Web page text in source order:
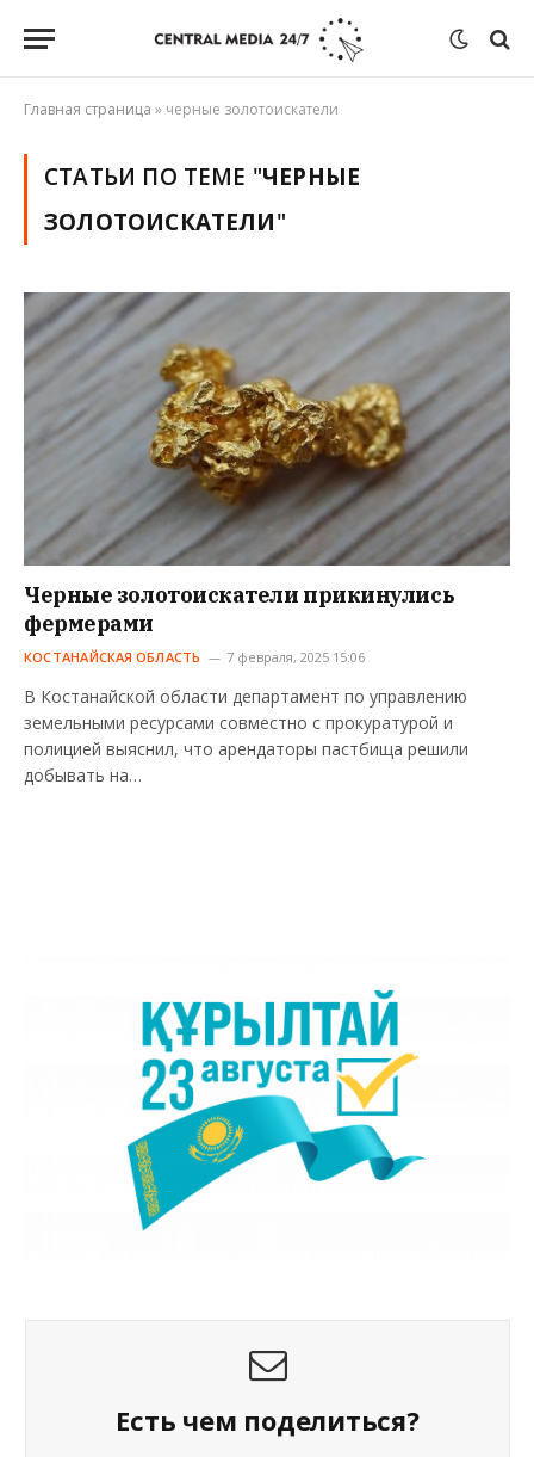
Главная страница » черные золотоискатели
СТАТЬИ ПО ТЕМЕ "ЧЕРНЫЕ
ЗОЛОТОИСКАТЕЛИ"
Черные золотоискатели прикинулись
фермерами
КОСТАНАЙСКАЯ ОБЛАСТЬ 7 февраля, 2025 15:06
В Костанайской области департамент по управлению
земельными ресурсами совместно с прокуратурой и
полицией выяснил, что арендаторы пастбища решили
добывать на…
Есть чем поделиться?